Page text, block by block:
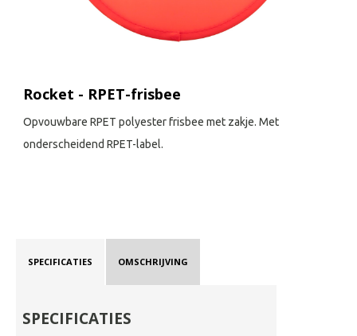
Rocket - RPET-frisbee
Opvouwbare RPET polyester frisbee met zakje. Met
onderscheidend RPET-label.
SPECIFICATIES OMSCHRIJVING
SPECIFICATIES